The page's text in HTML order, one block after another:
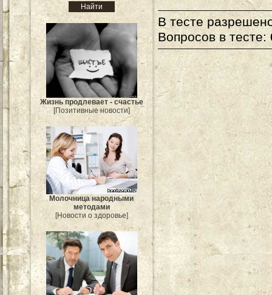
Жизнь продлевает - счастье
[Позитивные новости]
Молочница народными
методами
[Новости о здоровье]
В тесте
Вопросов в тесте: